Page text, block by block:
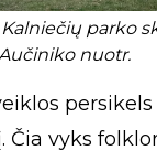
parko
nuotr.
Čia vyks